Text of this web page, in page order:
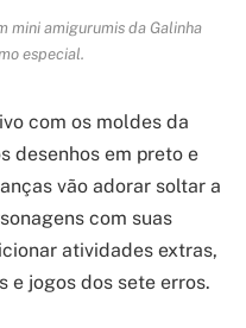
mini amigurumis da Galinha
especial.
com os moldes da
desenhos em preto e
vão adorar soltar a
com suas
atividades extras,
e jogos dos sete erros.